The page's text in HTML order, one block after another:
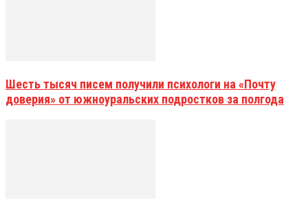
Шесть тысяч писем получили психологи на «Почту
доверия» от южноуральских подростков за полгода